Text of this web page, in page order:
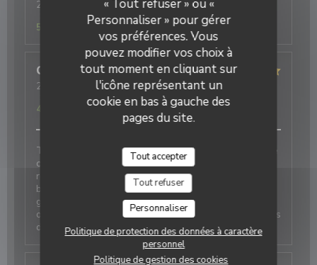
« Tout refuser » ou «
Personnaliser » pour gérer
vos préférences. Vous
pouvez modifier vos choix à
tout moment en cliquant sur
l'icône représentant un
cookie en bas à gauche des
pages du site.
Tout accepter
Tout refuser
Personnaliser
Politique de protection des données à caractère
personnel
Politique de gestion des cookies
2026-07-25
- 20:15 - Couverts 4
/5 Ambiance: 5/5 Cuisine: 5 /5 Qualité / Prix
5
Guillaume D
2026-08-04
- 12:45 - Couverts 5
/5 Ambiance: 5/5 Cuisine:5/5 Qualité / Prix
4
Très bonne découverte pour un repas en famille. Une
crêperie de gamme supérieure aux autres offres de
restauration de la région. Une carte qui révèle
beaucoup de créativité, et une cave à cidres d’une
grande diversité. Les jus et softs sont délicieux et
originaux. Nous reviendrons pour tester D’autres plats
de la carte.